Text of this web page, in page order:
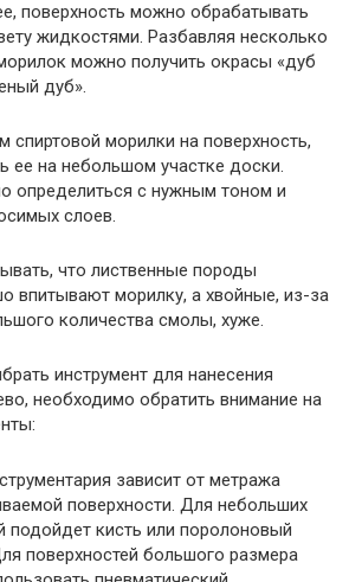
поверхность можно обрабатывать
жидкостями. Разбавляя несколько
можно получить окрасы «дуб
дуб».
спиртовой морилки на поверхность,
ее на небольшом участке доски.
определиться с нужным тоном и
слоев.
что лиственные породы
впитывают морилку, а хвойные, из-за
количества смолы, хуже.
инструмент для нанесения
необходимо обратить внимание на
зависит от метража
поверхности. Для небольших
подойдет кисть или поролоновый
поверхностей большого размера